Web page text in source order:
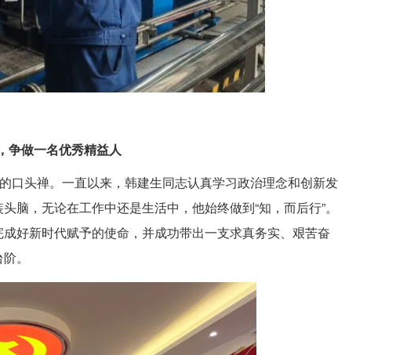
争做一名优秀精益人
口头禅。一直以来，韩建生同志认真学习政治理念和创新发
，无论在工作中还是生活中，他始终做到“知，而后行”。
好新时代赋予的使命，并成功带出一支求真务实、艰苦奋
。